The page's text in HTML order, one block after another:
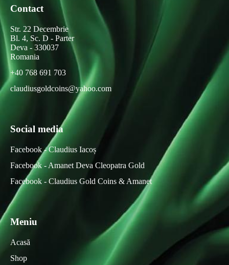
Contact
Str. 22 Decembrie
Bl. 4, Sc. D - Parter
Deva - 330037
Romania
+40 768 691 703
claudiusgoldcoins@yahoo.com
Social media
Facebook - Claudius Iacoș
Facebook - Amanet Deva Cleopatra Gold
Facebook - Claudius Gold Coins & Amanet
Meniu
Acasă
Shop